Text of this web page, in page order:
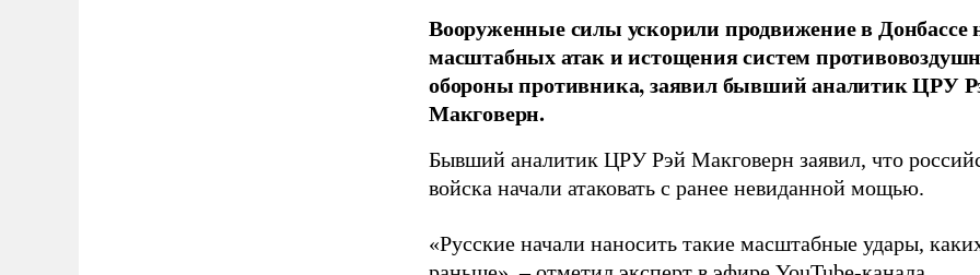
Вооруженные силы ускорили продвижение в Донбассе
масштабных атак и истощения систем
обороны противника, заявил бывший аналитик ЦРУ
Макговерн.
Бывший аналитик ЦРУ Рэй Макговерн заявил, что
войска начали атаковать с ранее невиданной мощью.
«Русские начали наносить такие масштабные удары,